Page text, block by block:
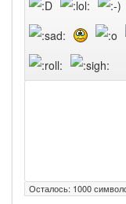
Осталось: 1000